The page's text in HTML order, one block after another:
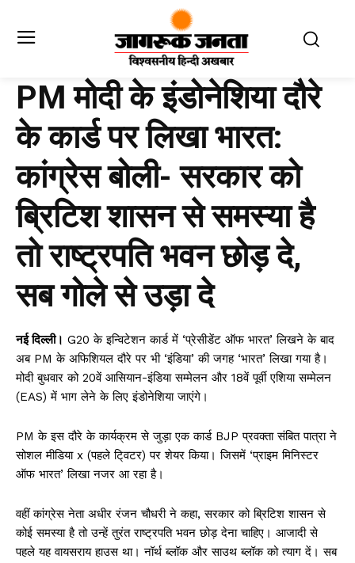
PM मोदी के इंडोनेशिया दौरे
के कार्ड पर लिखा भारत:
कांग्रेस बोली- सरकार को
ब्रिटिश शासन से समस्या है
तो राष्ट्रपति भवन छोड़ दे,
सब गोले से उड़ा दे
नई दिल्ली। G20 के इन्विटेशन कार्ड में ‘प्रेसीडेंट ऑफ भारत’ लिखने के बाद
अब PM के अफिशियल दौरे पर भी ‘इंडिया’ की जगह ‘भारत’ लिखा गया है।
मोदी बुधवार को 20वें आसियान-इंडिया सम्मेलन और 18वें पूर्वी एशिया सम्मेलन
(EAS) में भाग लेने के लिए इंडोनेशिया जाएंगे।
PM के इस दौरे के कार्यक्रम से जुड़ा एक कार्ड BJP प्रवक्ता संबित पात्रा ने
सोशल मीडिया x (पहले टि्वटर) पर शेयर किया। जिसमें ‘प्राइम मिनिस्टर
ऑफ भारत’ लिखा नजर आ रहा है।
वहीं कांग्रेस नेता अधीर रंजन चौधरी ने कहा, सरकार को ब्रिटिश शासन से
कोई समस्या है तो उन्हें तुरंत राष्ट्रपति भवन छोड़ देना चाहिए। आजादी से
पहले यह वायसराय हाउस था। नॉर्थ ब्लॉक और साउथ ब्लॉक को त्याग दें। सब